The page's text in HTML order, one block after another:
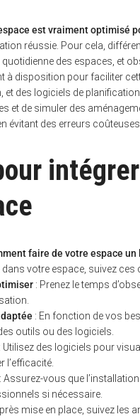
est vraiment optimisé
réussie. Pour cela,
quotidienne des espaces, et
à disposition pour faciliter
des logiciels de
et de simuler des
évitant des erreurs coûteuses.
faire de votre espace
votre espace, suivez ces
: Prenez le temps
: En fonction de vos
outils ou des logiciels.
: Utilisez des logiciels pour
l’efficacité.
: Assurez-vous que
si nécessaire.
mise en place, suivez les